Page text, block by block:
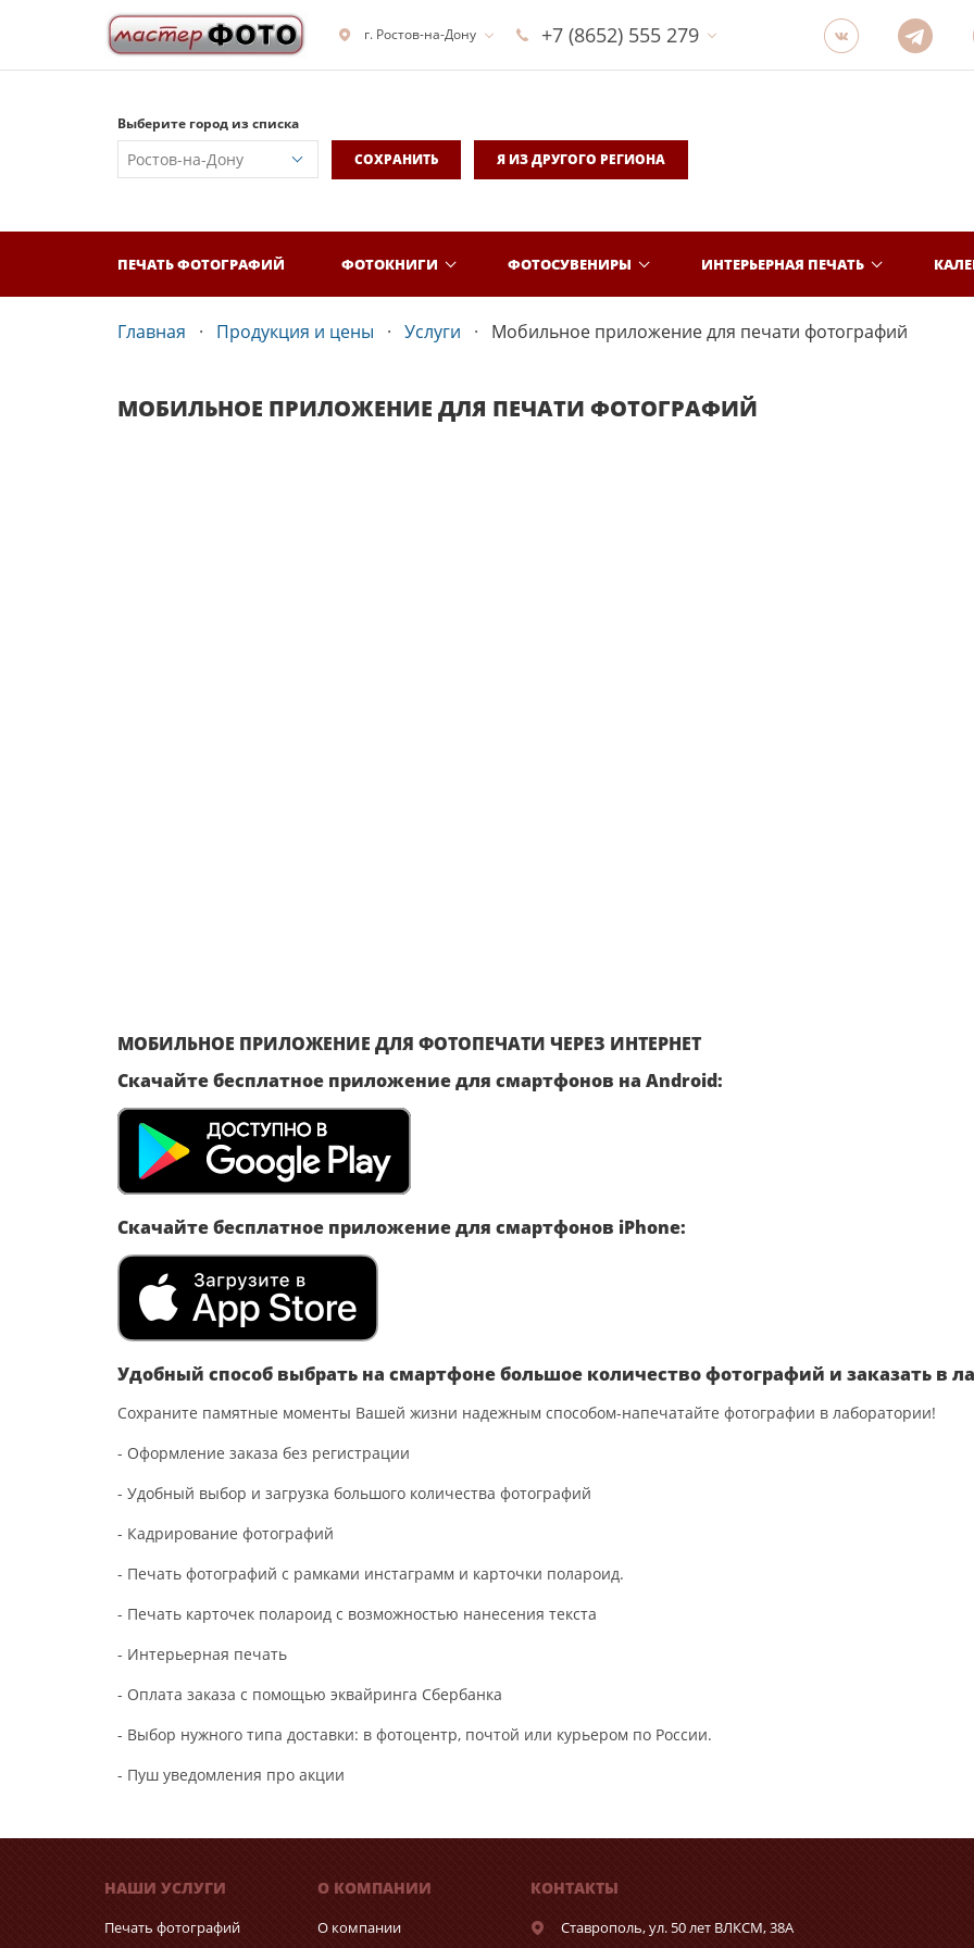
г. Ростов-на-Дону +7 (8652) 555 279
Выберите город из списка
СОХРАНИТЬ
Я ИЗ ДРУГОГО РЕГИОНА
ПЕЧАТЬ ФОТОГРАФИЙ ФОТОКНИГИ ФОТОСУВЕНИРЫ ИНТЕРЬЕРНАЯ ПЕЧАТЬ
Главная Продукция и цены Услуги Мобильное приложение для печати фотографий
МОБИЛЬНОЕ ПРИЛОЖЕНИЕ ДЛЯ ПЕЧАТИ ФОТОГРАФИЙ
МОБИЛЬНОЕ ПРИЛОЖЕНИЕ ДЛЯ ФОТОПЕЧАТИ ЧЕРЕЗ ИНТЕРНЕТ
Скачайте бесплатное приложение для смартфонов на Android:
Скачайте бесплатное приложение для смартфонов iPhone:
Удобный способ выбрать на смартфоне большое количество фотографий и заказать в
Сохраните памятные моменты Вашей жизни надежным способом-напечатайте фотографии в лаборатории!
- Оформление заказа без регистрации
- Удобный выбор и загрузка большого количества фотографий
- Кадрирование фотографий
- Печать фотографий с рамками инстаграмм и карточки полароид.
- Печать карточек полароид с возможностью нанесения текста
- Интерьерная печать
- Оплата заказа с помощью эквайринга Сбербанка
- Выбор нужного типа доставки: в фотоцентр, почтой или курьером по России.
- Пуш уведомления про акции
НАШИ УСЛУГИ
Печать фотографий
О КОМПАНИИ
О компании
КОНТАКТЫ
Ставрополь,ул. 50 лет ВЛКСМ, 38А